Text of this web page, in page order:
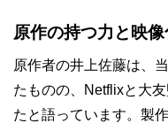
原作の持つ力と映
原作者の井上佐藤は、
たものの、Netflixと大
たと語っています。製